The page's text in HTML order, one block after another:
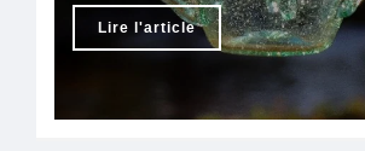
Lire l'article